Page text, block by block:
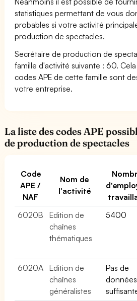
statistiques permettant de vous
probables si votre activité
production de spectacles.
Secrétaire de production de
famille d'activité suivante : 60.
codes APE de cette famille sont
votre entreprise.
La liste des codes APE
de production de spectacles
Code
APE /
NAF
Nom de
l'activité
6020B
Edition de
chaînes
thématiques
5400
6020A Edition de
chaînes
généralistes
Pas de
données